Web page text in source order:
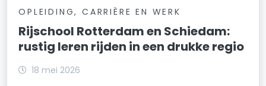
OPLEIDING, CARRIÈRE EN WERK
Rijschool Rotterdam en Schiedam:
rustig leren rijden in een drukke regio
18 mei 2026